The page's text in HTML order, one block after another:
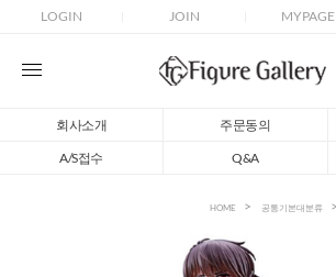
LOGIN JOIN MYPAGE
회사소개 주문동의
A/S접수
Q&A
HOME 공통기본대분류